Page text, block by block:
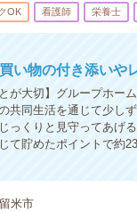
OK 看護師 栄養士
い物の付き添いや
が大切】グループホー
共同生活を通じて少し
っくりと見守ってあげ
て貯めたポイントで約
米市